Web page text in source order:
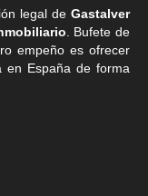
legal de Gastalver
. Bufete de
empeño es ofrecer
en España de forma